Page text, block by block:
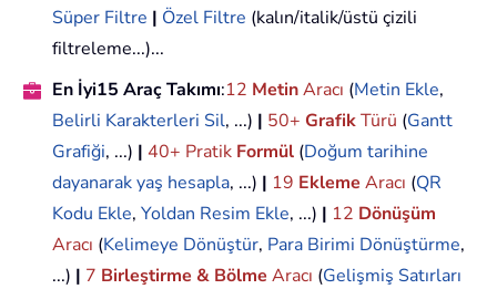
Süper Filtre | Özel Filtre (kalın/italik/üstü çizili
filtreleme...)...
En İyi15 Araç Takımı:12 MetinAracı (Metin Ekle,
Belirli Karakterleri Sil, ...) | 50+ GrafikTürü (Gantt
Grafiği, ...) | 40+ Pratik Formül (Doğum tarihine
dayanarak yaş hesapla, ...) | 19 Ekleme Aracı (QR
Kodu Ekle, Yoldan Resim Ekle, ...) | 12 Dönüşüm
Aracı (Kelimeye Dönüştür, Para Birimi Dönüştürme,
...) | 7 Birleştirme & Bölme Aracı (Gelişmiş Satırları